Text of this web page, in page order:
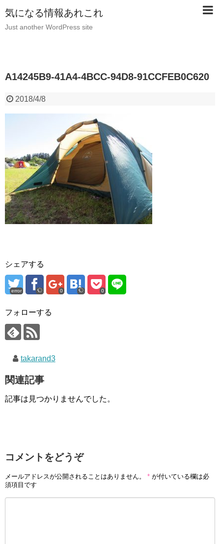
気になる情報あれこれ
Just another WordPress site
A14245B9-41A4-4BCC-94D8-91CCFEB0C620
2018/4/8
シェアする
error 0 0
フォローする
takarand3
関連記事
記事は見つかりませんでした。
コメントをどうぞ
メールアドレスが公開されることはありません。 * が付いている欄は必
須項目です